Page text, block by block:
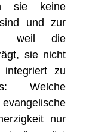
sie keine
und zur
weil die
sie nicht
integriert zu
Welche
nur